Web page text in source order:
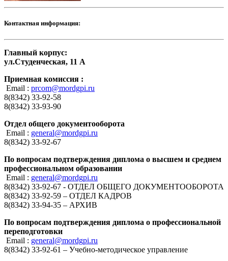
Контактная информация:
Главный корпус:
ул.Студенческая, 11 А
Приемная комиссия :
Email : prcom@mordgpi.ru
8(8342) 33-92-58
8(8342) 33-93-90
Отдел общего документооборота
Email : general@mordgpi.ru
8(8342) 33-92-67
По вопросам подтверждения диплома о высшем и среднем
профессиональном образовании
Email : general@mordgpi.ru
8(8342) 33-92-67 - ОТДЕЛ ОБЩЕГО ДОКУМЕНТООБОРОТА
8(8342) 33-92-59 – ОТДЕЛ КАДРОВ
8(8342) 33-94-35 – АРХИВ
По вопросам подтверждения диплома о профессиональной
переподготовки
Email : general@mordgpi.ru
8(8342) 33-92-61 – Учебно-методическое управление